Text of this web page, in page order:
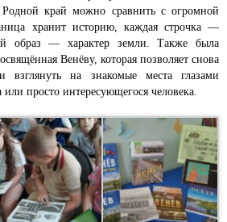
край можно сравнить с огромной
хранит историю, каждая строчка —
образ — характер земли. Также была
Венёву, которая позволяет снова
взглянуть на знакомые места глазами
или просто интересующегося человека.